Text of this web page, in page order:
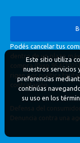
Podés cancelar tus
dentro de un plazo
compra (Disp.954/
rigen por política
contratación.
Defensa del
Denuncia contra una
Este sitio utiliza
nuestros servicios
preferencias
continúas
su uso en los